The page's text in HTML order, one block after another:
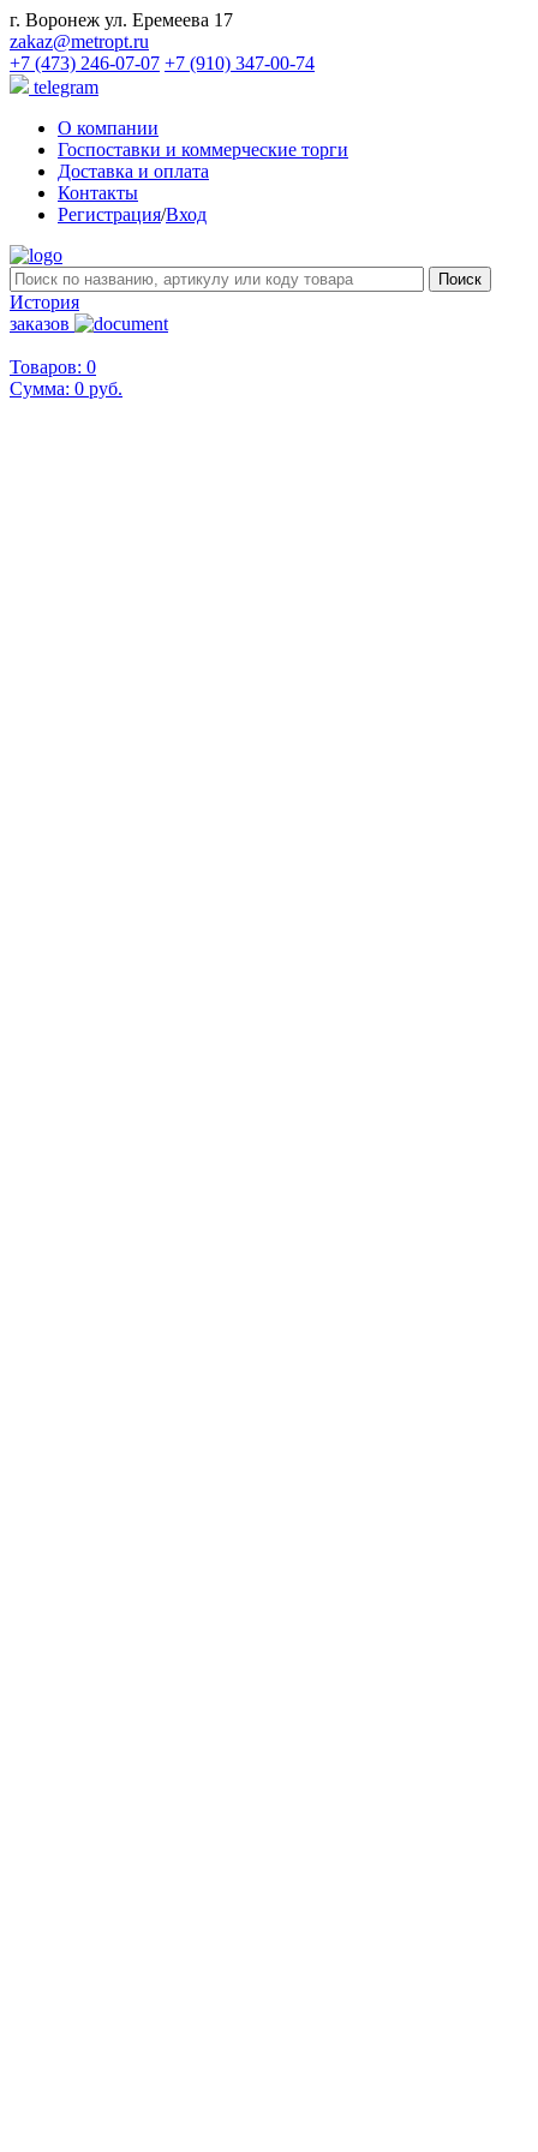
г. Воронеж ул. Еремеева 17
zakaz@metropt.ru
+7 (473) 246-07-07 +7 (910) 347-00-74
telegram
О компании
Госпоставки и коммерческие торги
Доставка и оплата
Контакты
Регистрация/Вход
История
заказов
Товаров: 0
Сумма: 0 руб.